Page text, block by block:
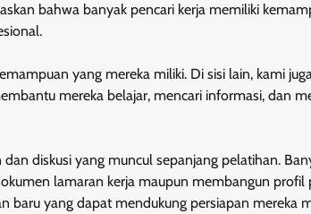
bahwa banyak pencari kerja memiliki
yang mereka miliki. Di sisi lain, kami
mereka belajar, mencari informasi, dan
diskusi yang muncul sepanjang pelatihan.
lamaran kerja maupun membangun profil
baru yang dapat mendukung persiapan mereka